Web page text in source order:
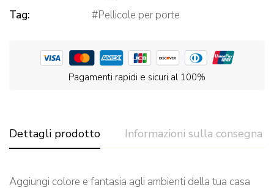
Tag:
Pellicole per porte
Pagamenti rapidi e sicuri al 100%
Dettagli prodotto Informazioni sulla consegna
Aggiungi colore e fantasia agli ambienti della tua casa